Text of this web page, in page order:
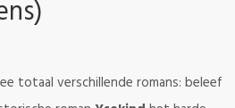
totaal verschillende romans: beleef